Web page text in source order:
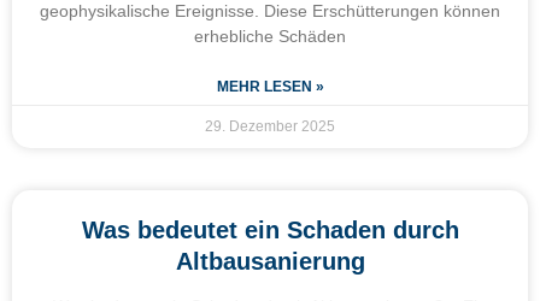
geophysikalische Ereignisse. Diese Erschütterungen können
erhebliche Schäden
MEHR LESEN »
29. Dezember 2025
Was bedeutet ein Schaden durch
Altbausanierung